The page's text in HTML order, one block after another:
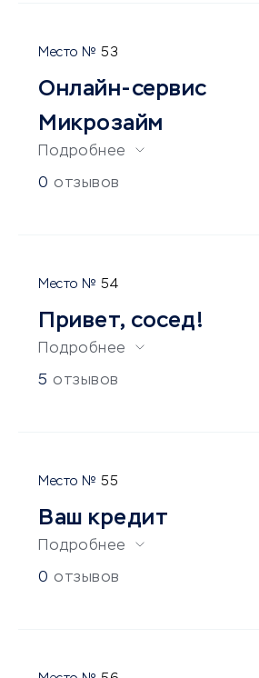
53
Онлайн-сервис
Микрозайм
Подробнее
0 отзывов
54
Привет, сосед!
Подробнее
5 отзывов
55
Ваш кредит
Подробнее
0 отзывов